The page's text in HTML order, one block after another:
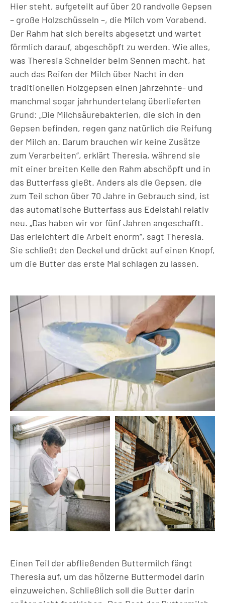
Hier steht, aufgeteilt auf über 20 randvolle Gepsen
– große Holzschüsseln –, die Milch vom Vorabend.
Der Rahm hat sich bereits abgesetzt und wartet
förmlich darauf, abgeschöpft zu werden. Wie alles,
was Theresia Schneider beim Sennen macht, hat
auch das Reifen der Milch über Nacht in den
traditionellen Holzgepsen einen jahrzehnte- und
manchmal sogar jahrhundertelang überlieferten
Grund: „Die Milchsäurebakterien, die sich in den
Gepsen befinden, regen ganz natürlich die Reifung
der Milch an. Darum brauchen wir keine Zusätze
zum Verarbeiten“, erklärt Theresia, während sie
mit einer breiten Kelle den Rahm abschöpft und in
das Butterfass gießt. Anders als die Gepsen, die
zum Teil schon über 70 Jahre in Gebrauch sind, ist
das automatische Butterfass aus Edelstahl relativ
neu. „Das haben wir vor fünf Jahren angeschafft.
Das erleichtert die Arbeit enorm“, sagt Theresia.
Sie schließt den Deckel und drückt auf einen Knopf,
um die Butter das erste Mal schlagen zu lassen.
Einen Teil der abfließenden Buttermilch fängt
Theresia auf, um das hölzerne Buttermodel darin
einzuweichen. Schließlich soll die Butter darin